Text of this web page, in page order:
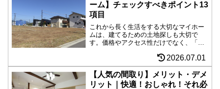
ーム】チェックすべきポイント13
項目
これから長く生活をする大切なマイホー
ムは、建てるための土地探しも大切で
す。価格やアクセス性だけでなく、「見
します。後悔しないために、知っておく
べき情報をまとめましたのでお役立てく
ださい。
2026.07.01
【人気の間取り】メリット・デメ
リット｜快適！おしゃれ！それ必